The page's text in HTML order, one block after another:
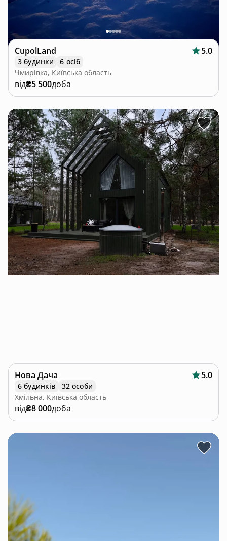
CupolLand 5.0
3 будинки
6 осіб
Чмирівка, Київська область
від₴5 500доба
Нова Дача 5.0
6 будинків
32 особи
Хмільна, Київська область
від₴8 000доба